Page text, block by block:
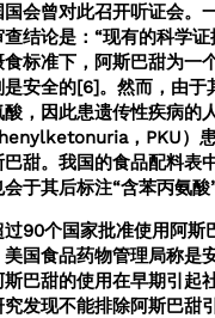
国会曾对此召开听证会。
结论是：“现有的科学证
标准下，阿斯巴甜为一
是安全的[6]。然而，由于
，因此患遗传性疾病的
，PKU）
甜。我国的食品配料表
于其后标注“含苯丙氨酸”
90个国家批准使用阿斯
国食品药物管理局称是
巴甜的使用在早期引起
发现不能排除阿斯巴甜